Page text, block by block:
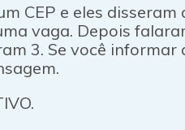
CEP e eles disseram
vaga. Depois
3. Se você informar